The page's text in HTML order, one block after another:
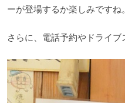
ーが登場するか楽しみですね。
さらに、電話予約やドライブ